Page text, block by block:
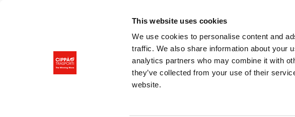
This website uses cookies
We use cookies to personalise content and
traffic. We also share information about your
analytics partners who may combine it with
they’ve collected from your use of their
website.